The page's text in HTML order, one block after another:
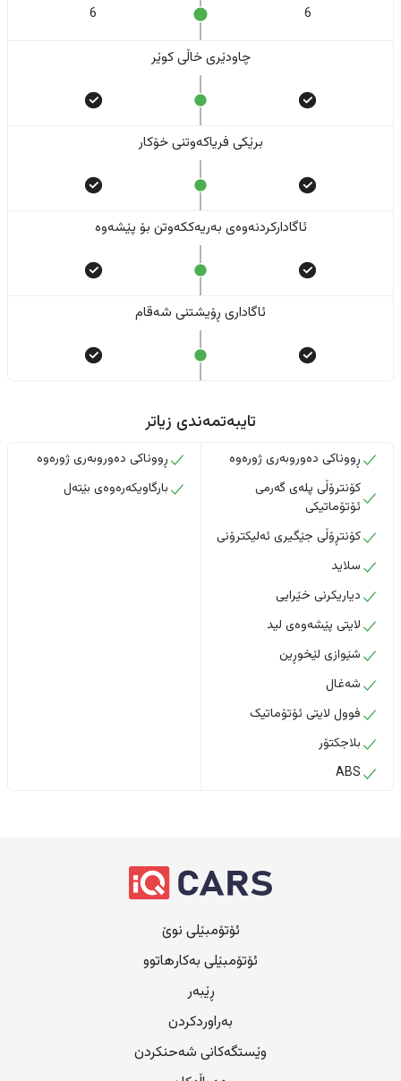
6
6
چاودێری خاڵی کوێر
برێکی فریاکەوتنی خۆکار
ئاگادارکردنەوەی بەریەککەوتن بۆ پێشەوە
ئاگاداری ڕۆیشتنی شەقام
تایبەتمەندی زیاتر
ڕووناکی دەوروبەری ژورەوە
کۆنترۆڵی پلەی گەرمی
ئۆتۆماتیکی
کۆنتڕۆڵی جێگیری ئەلیکترۆنی
سلاید
دیاریکرنی خێرایی
لایتی پێشەوەی لید
شێوازی لێخوڕین
شەغال
فوول لایتی ئۆتۆماتیک
بلاجکتۆر
ABS
ڕووناکی دەوروبەری ژورەوە
بارگاویکەرەوەی بێتەل
ئۆتۆمبێلی نوێ
ئۆتۆمبێلی بەکارهاتوو
ڕێبەر
بەراوردکردن
وێستگەکانی شەحنکردن